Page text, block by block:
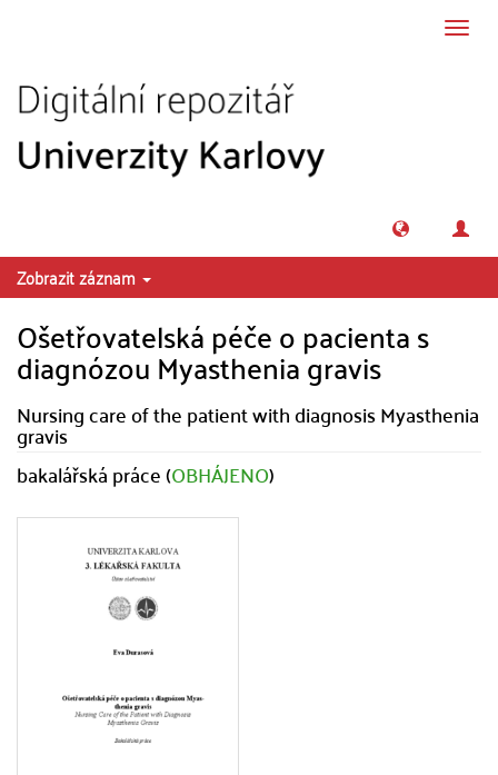
Zobrazit záznam
Ošetřovatelská péče o pacienta s
diagnózou Myasthenia gravis
Nursing care of the patient with diagnosis Myasthenia
gravis
bakalářská práce (OBHÁJENO)